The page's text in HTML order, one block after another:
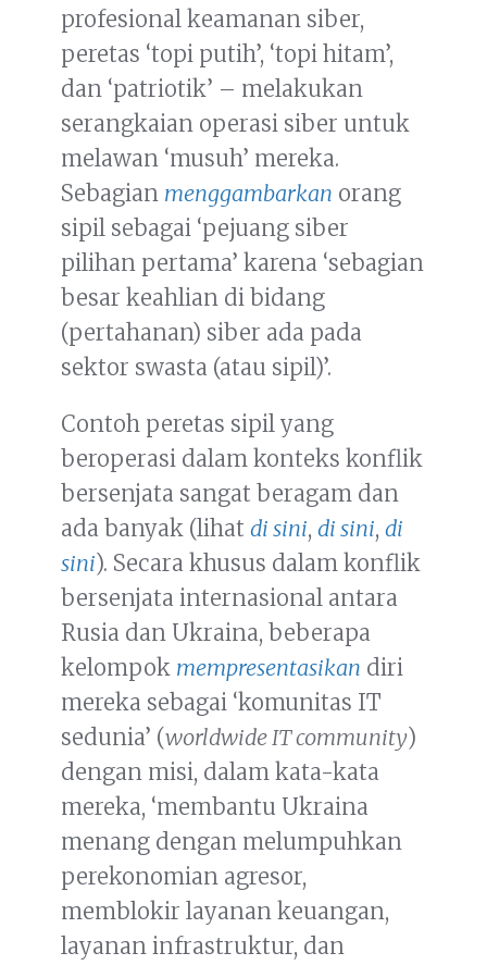
profesional keamanan siber,
peretas ‘topi putih’, ‘topi hitam’,
dan ‘patriotik’ – melakukan
serangkaian operasi siber untuk
melawan ‘musuh’ mereka.
Sebagian menggambarkan orang
sipil sebagai ‘pejuang siber
pilihan pertama’ karena ‘sebagian
besar keahlian di bidang
(pertahanan) siber ada pada
sektor swasta (atau sipil)’.
Contoh peretas sipil yang
beroperasi dalam konteks konflik
bersenjata sangat beragam dan
ada banyak (lihat di sini, di sini, di
sini). Secara khusus dalam konflik
bersenjata internasional antara
Rusia dan Ukraina, beberapa
kelompok mempresentasikan diri
mereka sebagai ‘komunitas IT
sedunia’ (worldwide IT community)
dengan misi, dalam kata-kata
mereka, ‘membantu Ukraina
menang dengan melumpuhkan
perekonomian agresor,
memblokir layanan keuangan,
layanan infrastruktur, dan